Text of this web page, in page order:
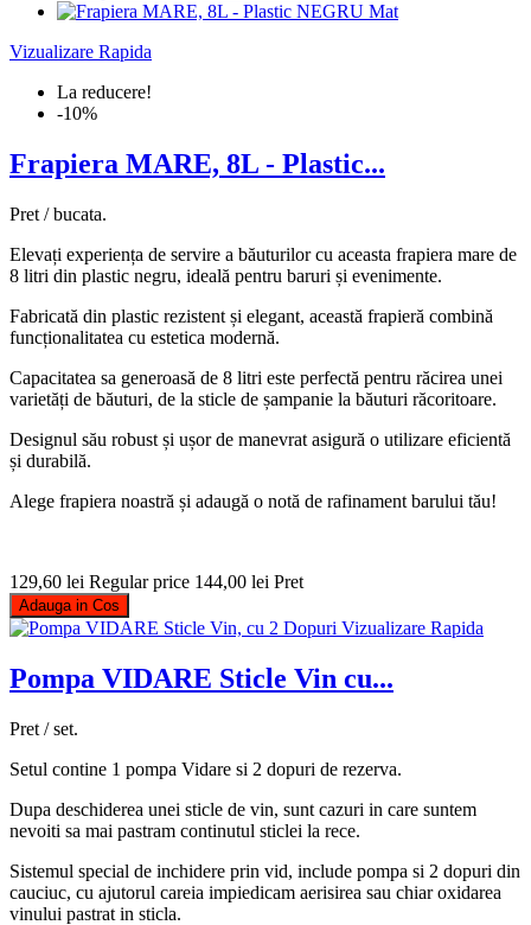
Vizualizare Rapida
La reducere!
-10%
Frapiera MARE, 8L - Plastic...
Pret / bucata.
Elevați experiența de servire a băuturilor cu aceasta frapiera mare de
8 litri din plastic negru, ideală pentru baruri și evenimente.
Fabricată din plastic rezistent și elegant, această frapieră combină
funcționalitatea cu estetica modernă.
Capacitatea sa generoasă de 8 litri este perfectă pentru răcirea unei
varietăți de băuturi, de la sticle de șampanie la băuturi răcoritoare.
Designul său robust și ușor de manevrat asigură o utilizare eficientă
și durabilă.
Alege frapiera noastră și adaugă o notă de rafinament barului tău!
129,60 lei Regular price 144,00 lei Pret
Adauga in Cos
Vizualizare Rapida
Pompa VIDARE Sticle Vin cu...
Pret / set.
Setul contine 1 pompa Vidare si 2 dopuri de rezerva.
Dupa deschiderea unei sticle de vin, sunt cazuri in care suntem
nevoiti sa mai pastram continutul sticlei la rece.
Sistemul special de inchidere prin vid, include pompa si 2 dopuri din
cauciuc, cu ajutorul careia impiedicam aerisirea sau chiar oxidarea
vinului pastrat in sticla.